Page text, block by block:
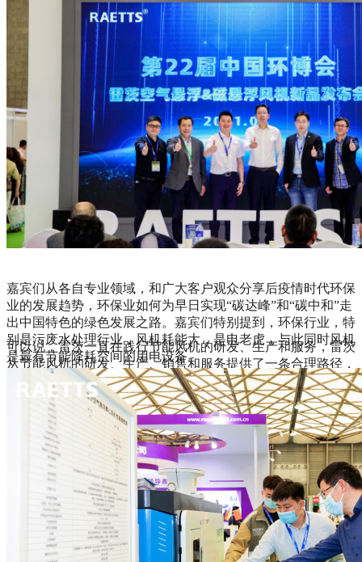
经理吴炎光先生，吴总师从沈鼓刘亚北，拥有十多项发明及实
用新型专利，雷茨磁悬浮、空气悬浮风机设计者，热心从事公
益环保事业。
嘉宾们从各自专业领域，和广大客户观众分享后疫情时代环保
业的发展趋势，环保业如何为早日实现“碳达峰”和“碳中和”走
出中国特色的绿色发展之路。嘉宾们特别提到，环保行业，特
别是污废水处理行业，风机耗能大，是电老虎，与此同时风机
是最有节能降耗空间的用电设备。
可以说，雷茨一直在践行节能风机的研发、生产和服务，雷茨
从节能风机的研发、生产、销售和服务提供了一条合理路径，
让广大企业享用到高性价比的风机产品，实现长期节能降耗。